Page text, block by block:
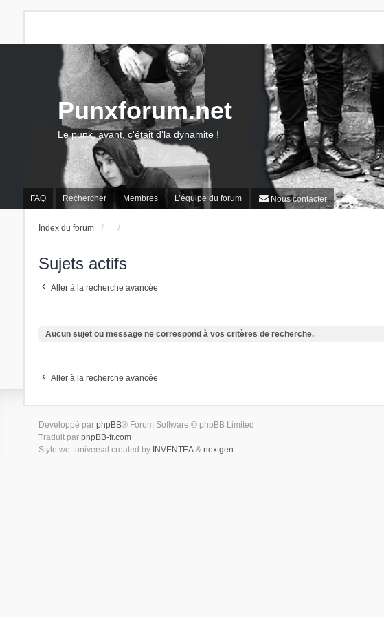
FAQ Rechercher Membres L’équipe du forum Nous contacter
Punxforum.net
Le punk, avant, c'était d'la dynamite !
Index du forum
Sujets actifs
Aller à la recherche avancée
Aucun sujet ou message ne correspond à vos critères de recherche.
Aller à la recherche avancée
Développé par phpBB® Forum Software © phpBB Limited
Traduit par phpBB-fr.com
Style we_universal created by INVENTEA& nextgen